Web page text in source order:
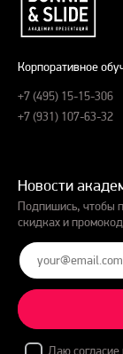
Корпоративное
+7 (495) 15-15-306
+7 (931) 107-63-32
Новости
Подпишись, чтобы
скидках и
Даю